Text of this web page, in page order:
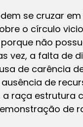
se cruzar
o círculo
não
vez, a falta de
de carência
de
raça estrutura
de